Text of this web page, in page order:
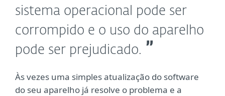
sistema operacional pode ser
corrompido e o uso do aparelho
pode ser prejudicado.
Às vezes uma simples atualização do software
do seu aparelho já resolve o problema e a